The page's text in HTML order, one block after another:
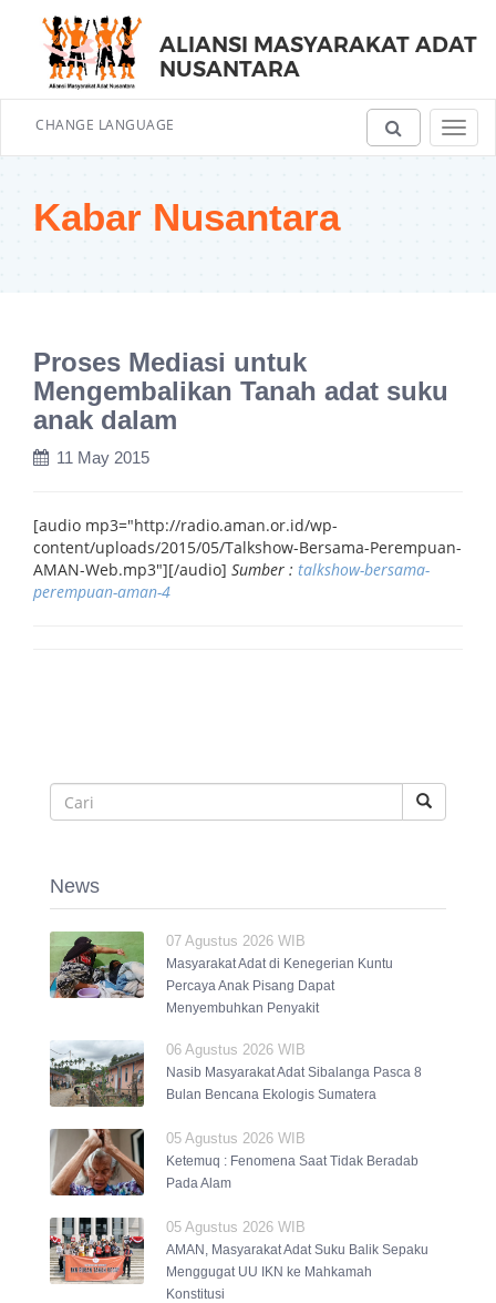
ALIANSI MASYARAKAT ADAT
NUSANTARA
CHANGE LANGUAGE
Kabar Nusantara
Proses Mediasi untuk
Mengembalikan Tanah adat suku
anak dalam
11 May 2015
[audio mp3="http://radio.aman.or.id/wp-
content/uploads/2015/05/Talkshow-Bersama-Perempuan-
AMAN-Web.mp3"][/audio] Sumber : talkshow-bersama-
perempuan-aman-4
News
07 Agustus 2026 WIB
Masyarakat Adat di Kenegerian Kuntu
Percaya Anak Pisang Dapat
Menyembuhkan Penyakit
06 Agustus 2026 WIB
Nasib Masyarakat Adat Sibalanga Pasca 8
Bulan Bencana Ekologis Sumatera
05 Agustus 2026 WIB
Ketemuq : Fenomena Saat Tidak Beradab
Pada Alam
05 Agustus 2026 WIB
AMAN, Masyarakat Adat Suku Balik Sepaku
Menggugat UU IKN ke Mahkamah
Konstitusi